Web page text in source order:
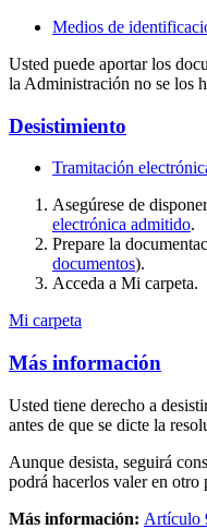
Medios de
Usted puede aportar los
la Administración no se los
Desistimiento
Tramitación
Asegúrese de
electrónica admitido.
Prepare la
documentos).
Acceda a Mi carpeta.
Mi carpeta
Más información
Usted tiene derecho a
antes de que se dicte la
Aunque desista, seguirá
podrá hacerlos valer en otro
Más información: Artículo